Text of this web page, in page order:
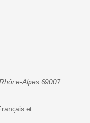
Alpes 69007
et